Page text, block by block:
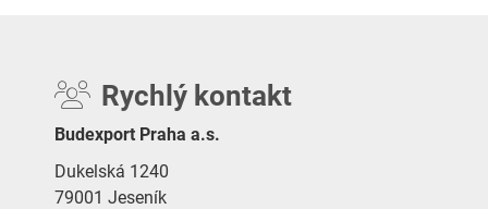
Rychlý kontakt
Budexport Praha a.s.
Dukelská 1240
79001 Jeseník